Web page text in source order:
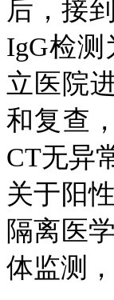
后，接
IgG检
立医院
和复查
CT无异
关于阳
隔离医
体监测